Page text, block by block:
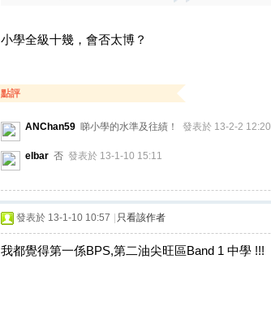
小學全級十幾，會否太博？
點評
ANChan59 睇小學的水準及往績！ 發表於 13-2-2 12:20
elbar 否 發表於 13-1-10 15:11
發表於 13-1-10 10:57 只看該作者
我都覺得第一係BPS,第二油尖旺區Band 1 中學 !!!